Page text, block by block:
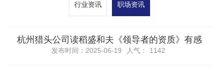
行业资讯 职场资讯
杭州猎头公司读稻盛和夫《领导者的资质》有感
发布时间：2025-06-19 人气： 1142